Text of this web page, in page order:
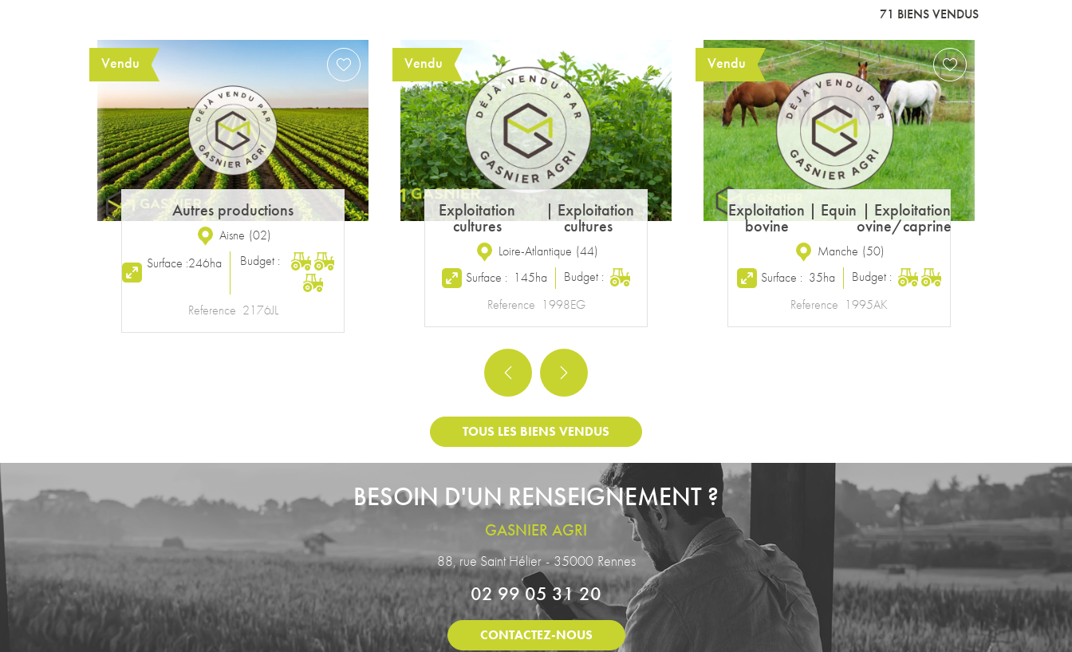
71 BIENS VENDUS
Exclusivité
Exploitation
cultures
|Exploitation
cultures
Orne 61
Reference
1871AK
Vendu
Exploitation
laitière
| Exploitation
bovine
Oise (60)
Surface :90ha Budget :
Reference1801JL
Vendu
Exploitation
cultures
| Exploitation
maraîchère
Yvelines (78)
Surface :205ha Budget :
Reference1201AJM
Previous Next
TOUS LES BIENS VENDUS
BESOIN D'UN RENSEIGNEMENT ?
GASNIER AGRI
88, rue Saint Hélier - 35000 Rennes
02 99 05 31 20